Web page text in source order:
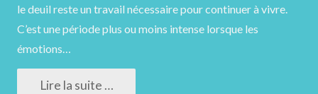
le deuil reste un travail nécessaire pour continuer à vivre.
C’est une période plus ou moins intense lorsque les
émotions…
Lire la suite …